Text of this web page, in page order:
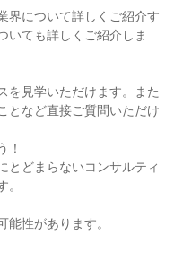
界について詳しくご紹介す
いても詳しくご紹介しま
を見学いただけます。また
となど直接ご質問いただけ
！
とどまらないコンサルティ
。
性があります。